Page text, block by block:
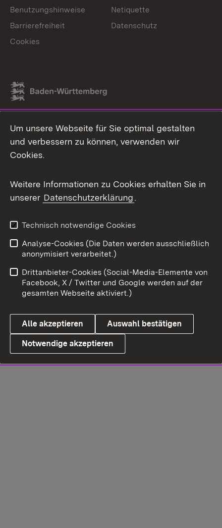
Link zum Landesportal
Benutzungshinweise
Netiquette
Barrierefreiheit
Datenschutz
Cookies
Um unsere Webseite für Sie optimal gestalten
und verbessern zu können, verwenden wir
Cookies.
Weitere Informationen zu Cookies erhalten Sie in
unserer Datenschutzerklärung.
Technisch notwendige Cookies
Analyse-Cookies (Die Daten werden ausschließlich
anonymisiert verarbeitet.)
Drittanbieter-Cookies (Social-Media-Elemente von
Facebook, X / Twitter und Google werden auf der
gesamten Webseite aktiviert.)
Alle akzeptieren Auswahl bestätigen
Notwendige akzeptieren